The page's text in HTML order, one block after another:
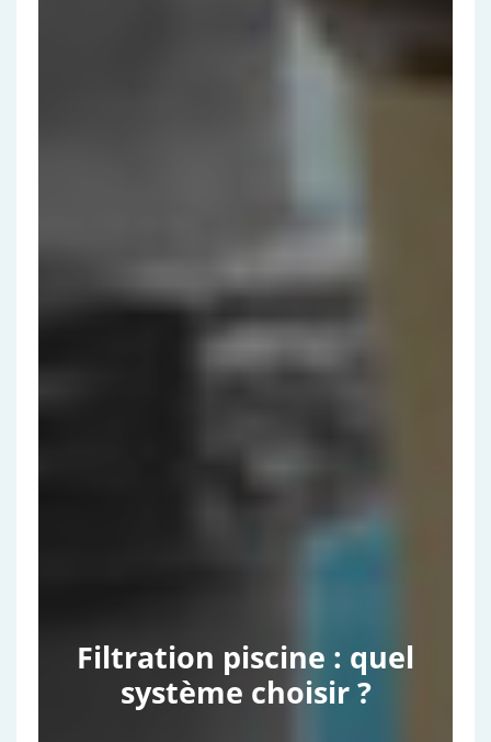
Filtration piscine : quel
système choisir ?